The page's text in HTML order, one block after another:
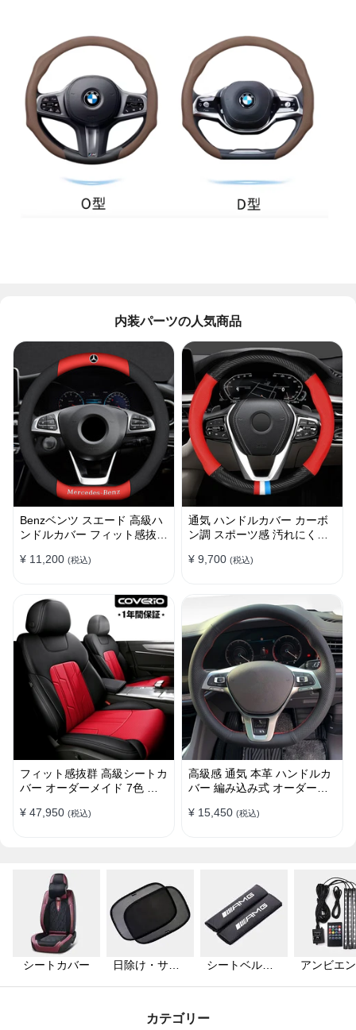
内装パーツの人気商品
Benzベンツ スエード 高級ハ
ンドルカバー フィット感抜群
38CM
¥ 11,200 (税込)
通気 ハンドルカバー カーボ
ン調 スポーツ感 汚れにくい
け簡単 38CM
¥ 9,700 (税込)
フィット感抜群 高級シートカ
バー オーダーメイド 7色 防
ト
¥ 47,950 (税込)
高級感 通気 本革 ハンドルカ
バー 編み込み式 オーダーメ
プ
¥ 15,450 (税込)
シートカバー
日除け・サン
シートベルト
アンビエ
カテゴリー